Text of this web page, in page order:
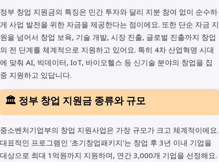
정부 창업 지원금의 특징은 민간 투자와 달리 지분 참여 없이 순수하
게 사업 발전을 위한 자금을 제공한다는 점이에요. 또한 단순 자금 지
원을 넘어서 창업 보육, 기술 개발, 시장 진출, 글로벌 진출까지 창업
의 전 단계를 체계적으로 지원하고 있어요. 특히 4차 산업혁명 시대
에 맞춰 AI, 빅데이터, IoT, 바이오헬스 등 신기술 분야의 창업을 집
중 지원하고 있답니다.
🏛️ 정부 창업 지원금 종류와 규모
중소벤처기업부의 창업 지원사업은 가장 규모가 크고 체계적이에요.
대표적인 프로그램인 '초기창업패키지'는 창업 후 3년 이내 기업을
대상으로 최대 1억원까지 지원하며, 연간 3,000개 기업을 선정해요.